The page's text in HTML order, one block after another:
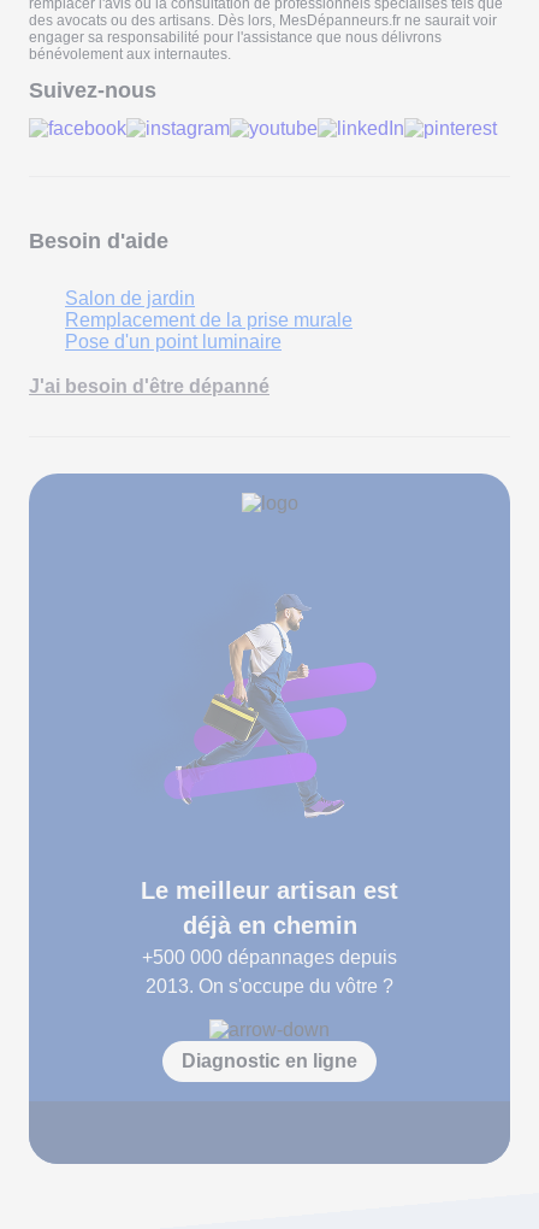
remplacer l'avis ou la consultation de professionnels spécialisés tels que
des avocats ou des artisans. Dès lors, MesDépanneurs.fr ne saurait voir
engager sa responsabilité pour l'assistance que nous délivrons
bénévolement aux internautes.
Suivez-nous
Besoin d'aide
Salon de jardin
Remplacement de la prise murale
Pose d'un point luminaire
J'ai besoin d'être dépanné
Le meilleur artisan est
déjà en chemin
+500 000 dépannages depuis
2013. On s'occupe du vôtre ?
Diagnostic en ligne